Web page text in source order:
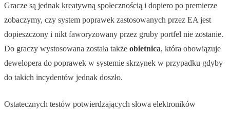
Gracze są jednak kreatywną społecznością i dopiero po premierze
zobaczymy, czy system poprawek zastosowanych przez EA jest
dopieszczony i nikt faworyzowany przez gruby portfel nie zostanie.
Do graczy wystosowana została także obietnica, która obowiązuje
dewelopera do poprawek w systemie skrzynek w przypadku gdyby
do takich incydentów jednak doszło.
Ostatecznych testów potwierdzających słowa elektroników